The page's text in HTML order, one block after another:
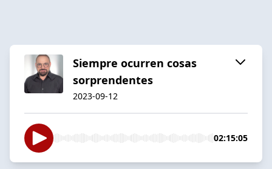
Siempre ocurren cosas
sorprendentes
2023-09-12
02:15:05